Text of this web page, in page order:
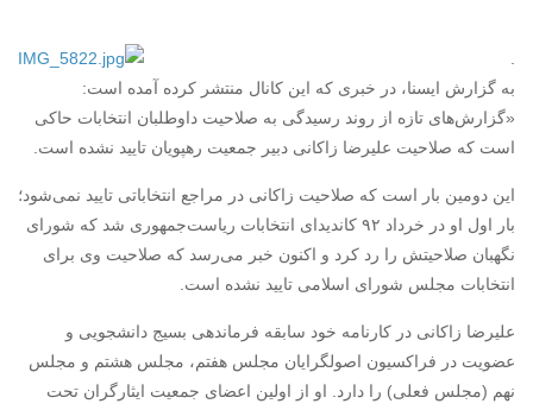
به گزارش ایسنا، در خبری که این کانال منتشر کرده آمده است:
«گزارش‌های تازه از روند رسیدگی به صلاحیت داوطلبان انتخابات حاکی
است که صلاحیت علیرضا زاکانی دبیر جمعیت رهپویان تایید نشده است.
این دومین بار است که صلاحیت زاکانی در مراجع انتخاباتی تایید نمی‌شود؛
بار اول او در خرداد ۹۲ کاندیدای انتخابات ریاست‌جمهوری شد که شورای
نگهبان صلاحیتش را رد کرد و اکنون خبر می‌رسد که صلاحیت وی برای
انتخابات مجلس شورای اسلامی تایید نشده است.
علیرضا زاکانی در کارنامه خود سابقه فرماندهی بسیج دانشجویی و
عضویت در فراکسیون اصولگرایان مجلس هفتم، مجلس هشتم و مجلس
نهم (مجلس فعلی) را دارد. او از اولین اعضای جمعیت ایثارگران تحت